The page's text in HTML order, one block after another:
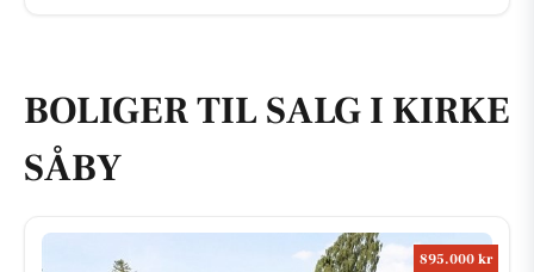
BOLIGER TIL SALG I KIRKE
SÅBY
895.000 kr